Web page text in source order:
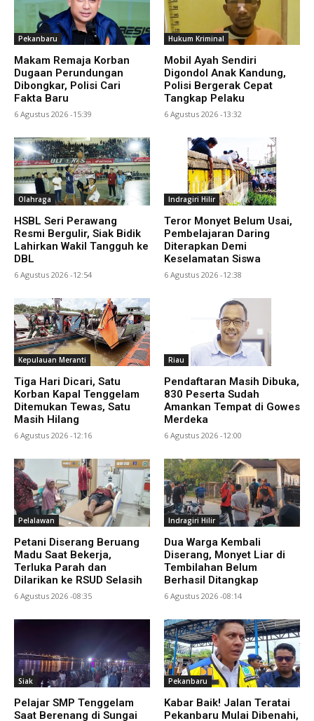
Pekanbaru
Makam Remaja Korban
Dugaan Perundungan
Dibongkar, Polisi Cari
Fakta Baru
6 Agustus 2026 -15:39
Hukum Kriminal
Mobil Ayah Sendiri
Digondol Anak Kandung,
Polisi Bergerak Cepat
Tangkap Pelaku
6 Agustus 2026 -13:32
Olahraga
HSBL Seri Perawang
Resmi Bergulir, Siak Bidik
Lahirkan Wakil Tangguh ke
DBL
6 Agustus 2026 -12:54
Indragiri Hilir
Teror Monyet Belum Usai,
Pembelajaran Daring
Diterapkan Demi
Keselamatan Siswa
6 Agustus 2026 -12:38
Kepulauan Meranti
Tiga Hari Dicari, Satu
Korban Kapal Tenggelam
Ditemukan Tewas, Satu
Masih Hilang
6 Agustus 2026 -12:16
Riau
Pendaftaran Masih Dibuka,
830 Peserta Sudah
Amankan Tempat di Gowes
Merdeka
6 Agustus 2026 -12:00
Pelalawan
Petani Diserang Beruang
Madu Saat Bekerja,
Terluka Parah dan
Dilarikan ke RSUD Selasih
6 Agustus 2026 -08:35
Indragiri Hilir
Dua Warga Kembali
Diserang, Monyet Liar di
Tembilahan Belum
Berhasil Ditangkap
6 Agustus 2026 -08:14
Siak
Pelajar SMP Tenggelam
Saat Berenang di Sungai
Pekanbaru
Kabar Baik! Jalan Teratai
Pekanbaru Mulai Dibenahi,